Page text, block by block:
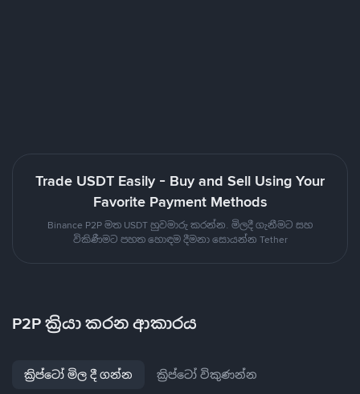
Trade USDT Easily - Buy and Sell Using Your
Favorite Payment Methods
Binance P2P මත USDT හුවමාරු කරන්න. මිලදී ගැනීමට සහ
විකිණීමට පහත හොඳම දීමනා සොයන්න Tether
P2P ක්‍රියා කරන ආකාරය
ක්‍රිප්ටෝ මිල දී ගන්න ක්‍රිප්ටෝ විකුණන්න